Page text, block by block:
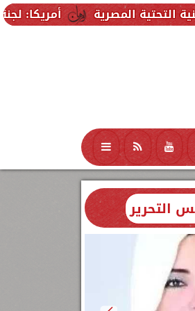
أمريكا: لجنة بمجلس
منوعات محافظات
التحرير